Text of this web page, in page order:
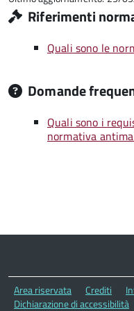
Riferimenti
Quali sono le
Domande
Quali sono i
normativa
Area riservata Crediti
Dichiarazione di accessibilità